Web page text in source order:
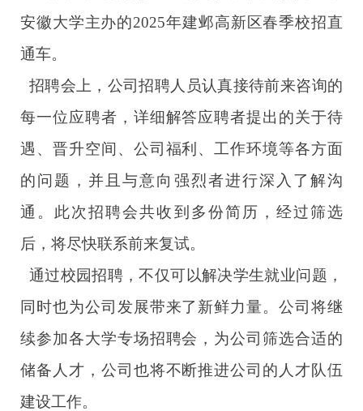
安徽大学主办的2025年建邺高新区春季校招直
通车。
招聘会上，公司招聘人员认真接待前来咨询的
每一位应聘者，详细解答应聘者提出的关于待
遇、晋升空间、公司福利、工作环境等各方面
的问题，并且与意向强烈者进行深入了解沟
通。此次招聘会共收到多份简历，经过筛选
后，将尽快联系前来复试。
通过校园招聘，不仅可以解决学生就业问题，
同时也为公司发展带来了新鲜力量。公司将继
续参加各大学专场招聘会，为公司筛选合适的
储备人才，公司也将不断推进公司的人才队伍
建设工作。